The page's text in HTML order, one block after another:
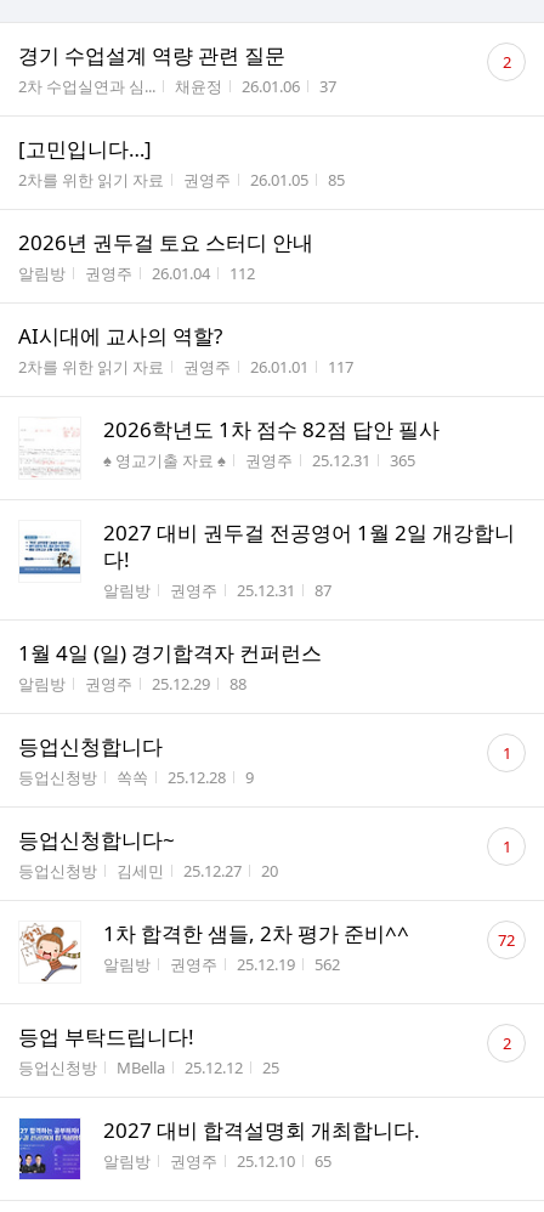
경기 수업설계 역량 관련 질문
게시판명
2차 수업실연과 심... 작성자
채윤정 작성시간
26.01.06 조회수
37
댓
글 2
[고민입니다…]
게시판명
2차를 위한 읽기 자료 작성자
권영주 작성시간
26.01.05 조회수
85
2026년 권두걸 토요 스터디 안내
게시판명
알림방 작성자
권영주 작성시간
26.01.04 조회수
112
AI시대에 교사의 역할?
게시판명
2차를 위한 읽기 자료 작성자
권영주 작성시간
26.01.01 조회수
117
2026학년도 1차 점수 82점 답안 필사
게시판명
♠ 영교기출 자료 ♠ 작성자
권영주 작성시간
25.12.31 조회수
365
2027 대비 권두걸 전공영어 1월 2일 개강합니
다!
게시판명
알림방 작성자
권영주 작성시간
25.12.31 조회수
87
1월 4일 (일) 경기합격자 컨퍼런스
게시판명
알림방 작성자
권영주 작성시간
25.12.29 조회수
88
등업신청합니다
게시판명
등업신청방 작성자
쏙쏙 작성시간
25.12.28 조회수
9
댓
글 1
등업신청합니다~
게시판명
등업신청방 작성자
김세민 작성시간
25.12.27 조회수
20
댓
글 1
1차 합격한 샘들, 2차 평가 준비^^
게시판명
알림방 작성자
권영주 작성시간
25.12.19 조회수
562
댓
글72
등업 부탁드립니다!
게시판명
등업신청방 작성자
MBella 작성시간
25.12.12 조회수
25
댓
글 2
2027 대비 합격설명회 개최합니다.
게시판명
알림방 작성자
권영주 작성시간
25.12.10 조회수
65